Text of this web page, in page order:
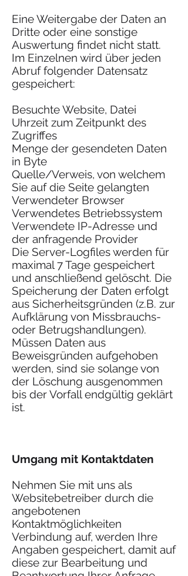
Eine Weitergabe der Daten an
Dritte oder eine sonstige
Auswertung findet nicht statt.
Im Einzelnen wird über jeden
Abruf folgender Datensatz
gespeichert:
Besuchte Website, Datei
Uhrzeit zum Zeitpunkt des
Zugriffes
Menge der gesendeten Daten
in Byte
Quelle/Verweis, von welchem
Sie auf die Seite gelangten
Verwendeter Browser
Verwendetes Betriebssystem
Verwendete IP-Adresse und
der anfragende Provider
Die Server-Logfiles werden für
maximal 7 Tage gespeichert
und anschließend gelöscht. Die
Speicherung der Daten erfolgt
aus Sicherheitsgründen (z.B. zur
Aufklärung von Missbrauchs-
oder Betrugshandlungen).
Müssen Daten aus
Beweisgründen aufgehoben
werden, sind sie solange von
der Löschung ausgenommen
bis der Vorfall endgültig geklärt
ist.
Umgang mit Kontaktdaten
Nehmen Sie mit uns als
Websitebetreiber durch die
angebotenen
Kontaktmöglichkeiten
Verbindung auf, werden Ihre
Angaben gespeichert, damit auf
diese zur Bearbeitung und